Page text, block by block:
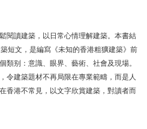
閱讀建築，以日常心情理解建築。本書結
短文，是編寫《未知的香港粗獷建築》前
别：意識、眼界、藝術、社會及現場。
令建築題材不再局限在專業範疇，而是人
香港不常見，以文字欣賞建築，對讀者而